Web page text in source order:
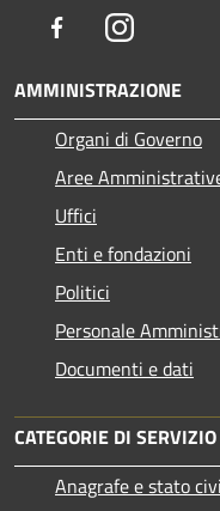
FacebookInstagram
AMMINISTRAZIONE
Organi di Governo
Aree
Uffici
Enti e fondazioni
Politici
Personale
Documenti e dati
CATEGORIE DI SERVIZIO
Anagrafe e stato